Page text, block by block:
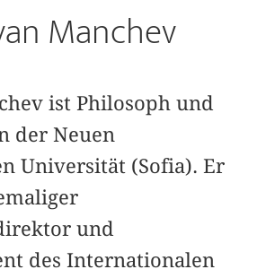
Manchev
ist Philosoph und
der Neuen
Universität (Sofia). Er
und
des Internationalen